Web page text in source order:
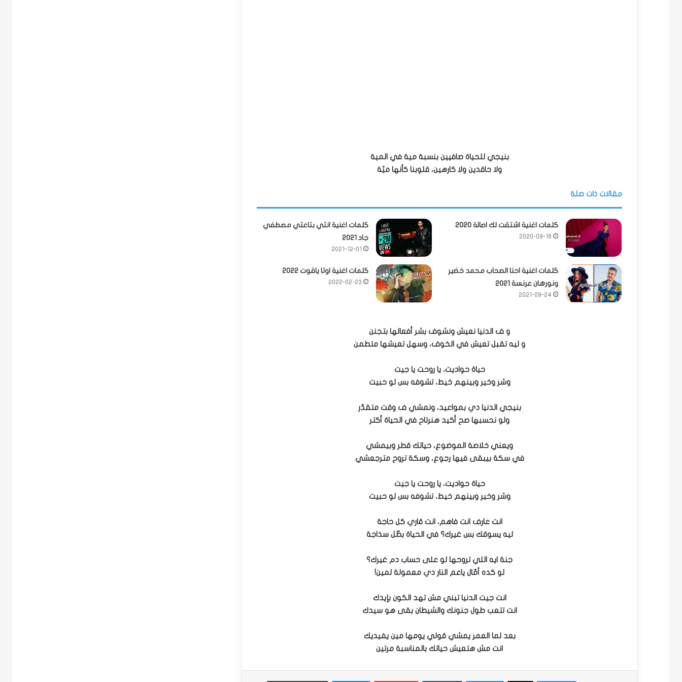
بنيجي للحياة صافيين بنسبة مية في المية
ولا حاقدين ولا كارهين، قلوبنا كأنها ميّة
مقالات ذات صلة
كلمات اغنية اشتقت لك اصالة 2020
2020-09-16
كلمات اغنية انتي بتاعتي مصطفي
جاد 2021
2021-12-01
كلمات اغنية احنا الصحاب محمد خضير
ونورهان عرنسة 2021
2021-09-24
كلمات اغنية اوتا ياقوت 2022
2022-02-23
و ف الدنيا نعيش ونشوف بشر أفعالها بتجنن
و ليه تقبل تعيش في الخوف، وسهل تعيشها متطمن
حياة حواديت، يا روحت يا جيت
وشر وخير وبينهم خيط، تشوفه بس لو حبيت
بنيجي الدنيا دي بمواعيد، ونمشي ف وقت متقدّر
ولو نحسبها صح أكيد هنرتاح في الحياة أكتر
ويعني خلاصة الموضوع، حياتك قطر وبيمشي
في سكة بيبقى فيها رجوع، وسكة تروح مترجعشي
حياة حواديت، يا روحت يا جيت
وشر وخير وبينهم خيط، تشوفه بس لو حبيت
انت عارف انت فاهم، انت قاري كل حاجة
ليه يسوقك بس غيرك؟ في الحياة بطّل سذاجة
جنة ايه اللي تروحها لو على حساب دم غيرك؟
لو كده أمّال ياعم النار دي معمولة لمين!
انت جيت الدنيا تبني مش تهد الكون بإيدك
انت تتعب طول جنونك والشيطان بقى هو سيدك
بعد لما العمر يمشي قولي يومها مين يفيديك
انت مش هتعيش حياتك بالمناسبة مرتين